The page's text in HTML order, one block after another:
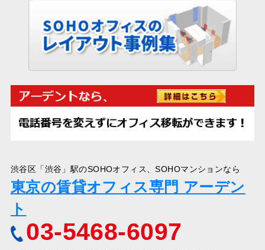
渋谷区「渋谷」駅のSOHOオフィス、SOHOマンションなら
東京の賃貸オフィス専門 アーデン
ト
03-5468-6097